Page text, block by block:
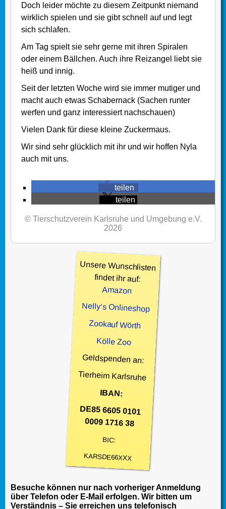
Doch leider möchte zu diesem Zeitpunkt niemand
wirklich spielen und sie gibt schnell auf und legt
sich schlafen.
Am Tag spielt sie sehr gerne mit ihren Spiralen
oder einem Bällchen. Auch ihre Reizangel liebt sie
heiß und innig.
Seit der letzten Woche wird sie immer mutiger und
macht auch etwas Schabernack (Sachen runter
werfen und ganz interessiert nachschauen)
Vielen Dank für diese kleine Zuckermaus.
Wir sind sehr glücklich mit ihr und wir hoffen Nyla
auch mit uns.
teilen
teilen
© Tierschutzverein Karlsruhe und Umgebung e.V.
2026
Unsere Wunschlisten
findet ihr auf:
Amazon
Nelly’s Onlineshop
Zookauf Wörth
Kölle Zoo
Geldspenden an:
Tierheim Karlsruhe
IBAN:
DE85 6605 0101
0009 1716 38
BIC:
KARSDE66XXX
Besuche können nur nach vorheriger Anmeldung
über Telefon oder E-Mail erfolgen. Wir bitten um
Verständnis – Sie erreichen uns telefonisch